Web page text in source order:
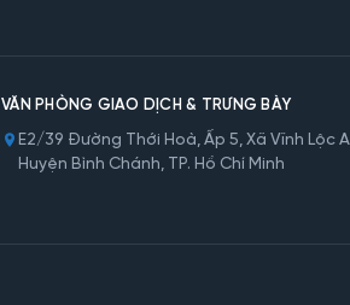
VĂN PHÒNG GIAO DỊCH & TRƯNG BÀY
E2/39 Đường Thới Hoà, Ấp 5, Xã Vĩnh Lộc
Huyện Bình Chánh, TP. Hồ Chí Minh